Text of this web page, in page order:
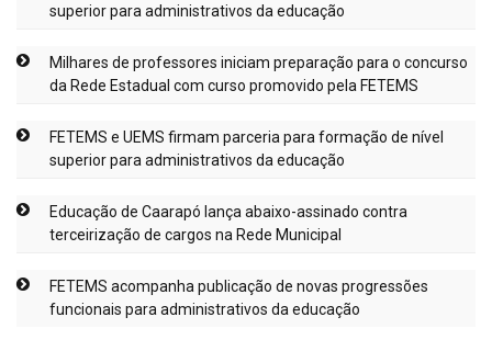
superior para administrativos da educação
Milhares de professores iniciam preparação para o concurso
da Rede Estadual com curso promovido pela FETEMS
FETEMS e UEMS firmam parceria para formação de nível
superior para administrativos da educação
Educação de Caarapó lança abaixo-assinado contra
terceirização de cargos na Rede Municipal
FETEMS acompanha publicação de novas progressões
funcionais para administrativos da educação